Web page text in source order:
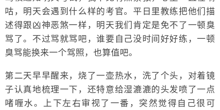
咕，明天会遇到什么样的考官。平日里教练把他们描
述得跟凶神恶煞一样，明天我们肯定是免不了一顿臭
骂了。不过骂就骂吧，谁要自己没时间好好练，一顿
臭骂能换来一个驾照，也算值吧。
第二天早早醒来，烧了一壶热水，洗了个头，对着镜
子认真地梳理一下，还特意给湿漉漉的头发喷了一点
啫喱水。上下左右审视了一番，突然觉得自己很可